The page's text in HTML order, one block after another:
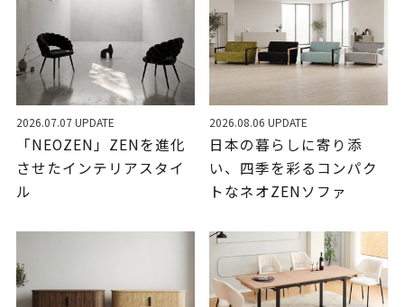
2026.07.07 UPDATE
「NEOZEN」ZENを進化
させたインテリアスタイ
ル
2026.08.06 UPDATE
日本の暮らしに寄り添
い、四季を彩るコンパク
トなネオZENソファ